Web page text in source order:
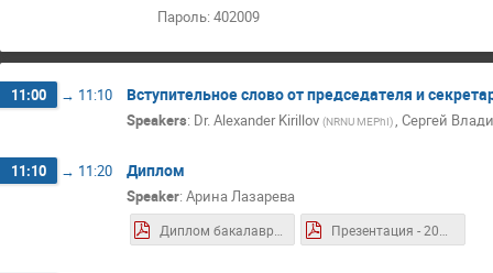
Пароль: 402009
11:00 → 11:10 Вступительное слово от председателя и
Speakers: Dr. Alexander Kirillov (NRNU MEPhI) Сергей
11:10 → 11:20 Диплом
Speaker: Арина Лазарева